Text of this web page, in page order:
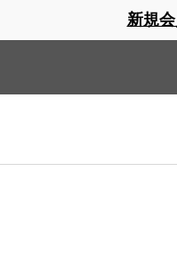
新規
ブランドサイトウェーダー